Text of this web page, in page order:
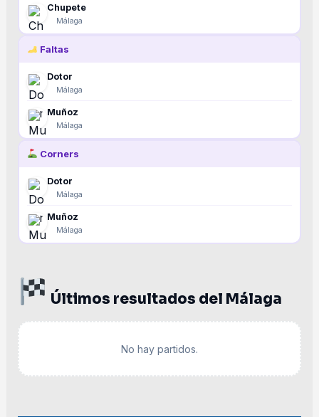
Chupete
Málaga
Faltas
Dotor
Málaga
Muñoz
Málaga
Corners
Dotor
Málaga
Muñoz
Málaga
Últimos resultados del Málaga
No hay partidos.